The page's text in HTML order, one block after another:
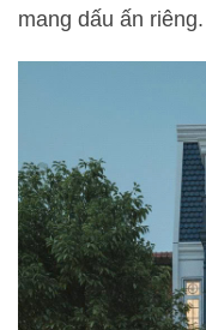
mang dấu ấn riêng.